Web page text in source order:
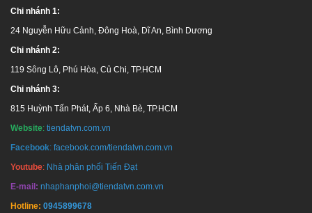
Chi nhánh 1:
24 Nguyễn Hữu Cảnh, Đông Hoà, Dĩ An, Bình Dương
Chi nhánh 2:
119 Sông Lô, Phú Hòa, Củ Chi, TP.HCM
Chi nhánh 3:
815 Huỳnh Tấn Phát, Ấp 6, Nhà Bè, TP.HCM
Website: tiendatvn.com.vn
Facebook: facebook.com/tiendatvn.com.vn
Youtube: Nhà phân phối Tiến Đạt
E-mail: nhaphanphoi@tiendatvn.com.vn
Hotline: 0945899678